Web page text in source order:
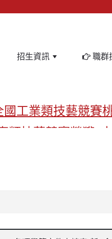
招生資訊 職群
國工業類技藝競賽
類技藝競賽榮獲1